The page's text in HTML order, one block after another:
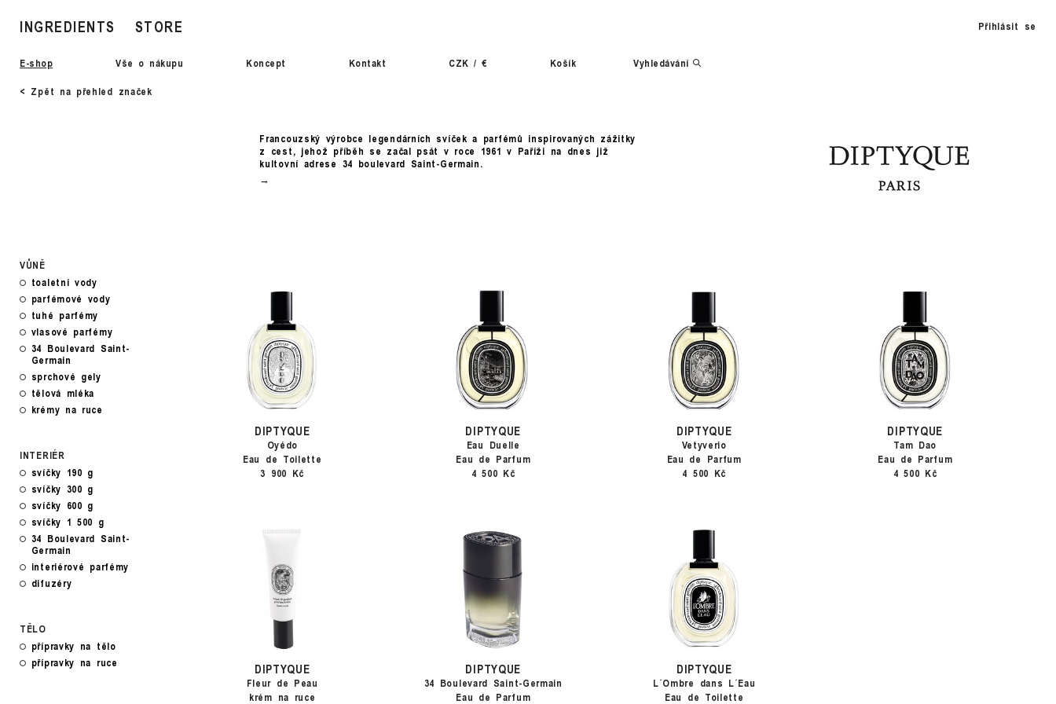
INGREDIENTS STORE Přihlásit se
E-shop Vše o nákupu Koncept Kontakt CZK / € Košík
Vyhledávání
< Zpět na přehled značek
Francouzský výrobce legendárních svíček a parfémů inspirovaných zážitky
z cest, jehož příběh se začal psát v roce 1961 v Paříži na dnes již
kultovní adrese 34 boulevard Saint-Germain.
VŮNĚ
toaletní vody
parfémové vody
tuhé parfémy
vlasové parfémy
34 Boulevard Saint-
Germain
sprchové gely
tělová mléka
krémy na ruce
INTERIÉR
svíčky 190 g
svíčky 300 g
svíčky 600 g
svíčky 1 500 g
34 Boulevard Saint-
Germain
interiérové parfémy
difuzéry
TĚLO
přípravky na tělo
přípravky na ruce
DIPTYQUE
Oyédo
Eau de Toilette
3 900 Kč
DIPTYQUE
Eau Duelle
Eau de Parfum
4 500 Kč
DIPTYQUE
Vetyverio
Eau de Parfum
4 500 Kč
DIPTYQUE
Tam Dao
Eau de Parfum
4 500 Kč
DIPTYQUE
Fleur de Peau
krém na ruce
DIPTYQUE
34 Boulevard Saint-Germain
Eau de Parfum
DIPTYQUE
L´Ombre dans L´Eau
Eau de Toilette